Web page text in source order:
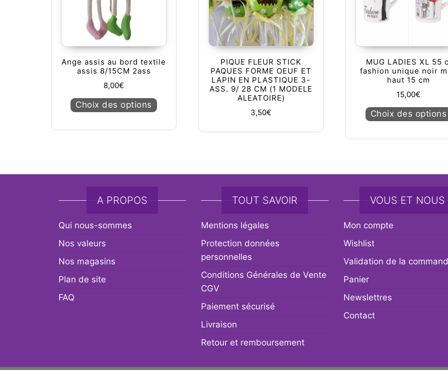
Ange assis au bord textile
assis 8/15CM 2ass
8,00€
Choix des options Ce produit a plusieurs variations. Les options peuvent être choisies sur la page du
PIQUE FLEUR STICK
PAQUES FORME OEUF ET
LAPIN EN PLASTIQUE 3-
ASS. 9/ 28 CM (1 MODELE
ALEATOIRE)
3,50€
MUG LADIES XL 55
fashion unique noir
haut 15 cm
15,00€
Choix des options
A PROPOS
Qui nous-sommes
Nos valeurs
Nos magasins
Plan de site
FAQ
TOUT SAVOIR
Mentions légales
Protection données
personnelles
Conditions Générales de Vente
CGV
Paiement sécurisé
Livraison
Retour et remboursement
VOUS ET NOUS
Mon compte
Wishlist
Validation de la
Panier
Newslettres
Contact